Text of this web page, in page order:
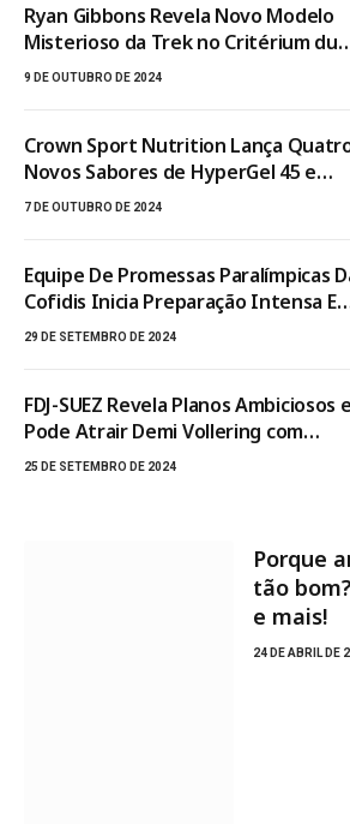
Ryan Gibbons Revela Novo Modelo
Misterioso da Trek no Critérium du
Dauphiné: Madone ou Emonda?
9 DE OUTUBRO DE 2024
Crown Sport Nutrition Lança
Novos Sabores de HyperGel 45 e
Revoluciona Nutrição Esportiva
7 DE OUTUBRO DE 2024
Equipe De Promessas Paralímpicas
Cofidis Inicia Preparação Intensa
Madrid Para Seleção Nacional
29 DE SETEMBRO DE 2024
FDJ-SUEZ Revela Planos Ambiciosos e
Pode Atrair Demi Vollering com
Aumento de Orçamento
25 DE SETEMBRO DE 2024
Porque
tão
e mais!
24 DE ABRIL DE